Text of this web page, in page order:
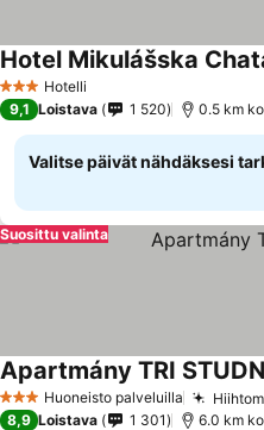
3 Tähtiluokitus
Hotelli
Hotel Mikulášska
9,1 Loistava 1 520 0.5 km
Valitse päivät nähdäksesi
Suosittu valinta
3 Tähtiluokitus
Huoneisto palveluilla
Apartmány TRI
8,9 Loistava 1 301 6.0 km